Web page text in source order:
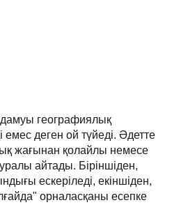
географиялық
емес деген ой түйеді. Әдетте
жағынан қолайлы немесе
айтады. Біріншіден,
ескеріледі, екіншіден,
орналасқаны есепке